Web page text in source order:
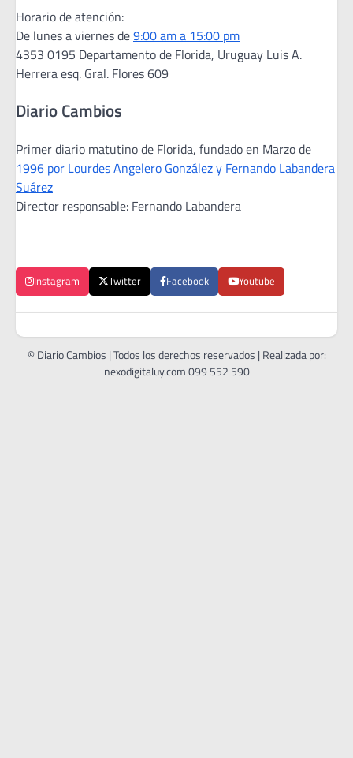
Horario de atención:
De lunes a viernes de9:00 am a 15:00 pm
4353 0195 Departamento de Florida, Uruguay Luis A.
Herrera esq. Gral. Flores 609
Diario Cambios
Primer diario matutino de Florida, fundado en Marzo de
1996 por Lourdes Angelero González y Fernando Labandera
Suárez
Director responsable: Fernando Labandera
Instagram Twitter Facebook Youtube